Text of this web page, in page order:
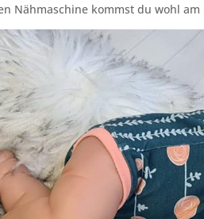
Nähmaschine kommst du wohl